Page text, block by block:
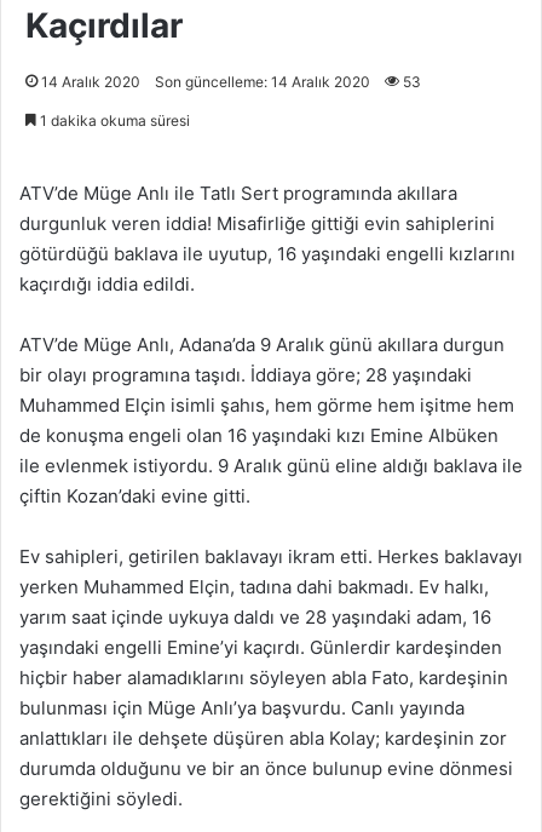
Kaçırdılar
14 Aralık 2020 Son güncelleme: 14 Aralık 2020 53
1 dakika okuma süresi
ATV’de Müge Anlı ile Tatlı Sert programında akıllara
durgunluk veren iddia! Misafirliğe gittiği evin sahiplerini
götürdüğü baklava ile uyutup, 16 yaşındaki engelli kızlarını
kaçırdığı iddia edildi.
ATV’de Müge Anlı, Adana’da 9 Aralık günü akıllara durgun
bir olayı programına taşıdı. İddiaya göre; 28 yaşındaki
Muhammed Elçin isimli şahıs, hem görme hem işitme hem
de konuşma engeli olan 16 yaşındaki kızı Emine Albüken
ile evlenmek istiyordu. 9 Aralık günü eline aldığı baklava ile
çiftin Kozan’daki evine gitti.
Ev sahipleri, getirilen baklavayı ikram etti. Herkes baklavayı
yerken Muhammed Elçin, tadına dahi bakmadı. Ev halkı,
yarım saat içinde uykuya daldı ve 28 yaşındaki adam, 16
yaşındaki engelli Emine’yi kaçırdı. Günlerdir kardeşinden
hiçbir haber alamadıklarını söyleyen abla Fato, kardeşinin
bulunması için Müge Anlı’ya başvurdu. Canlı yayında
anlattıkları ile dehşete düşüren abla Kolay; kardeşinin zor
durumda olduğunu ve bir an önce bulunup evine dönmesi
gerektiğini söyledi.